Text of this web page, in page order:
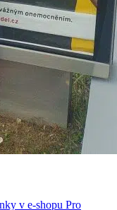
v e-shopu Pro